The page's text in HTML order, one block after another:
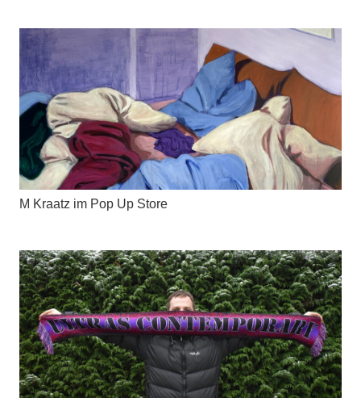
M Kraatz im Pop Up Store